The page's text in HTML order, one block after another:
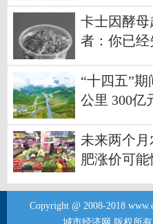
卡士因酵母
者：你已经
“十四五”
公里 300亿
未来两个
肥涨价可
Copyright @ 2008-2018